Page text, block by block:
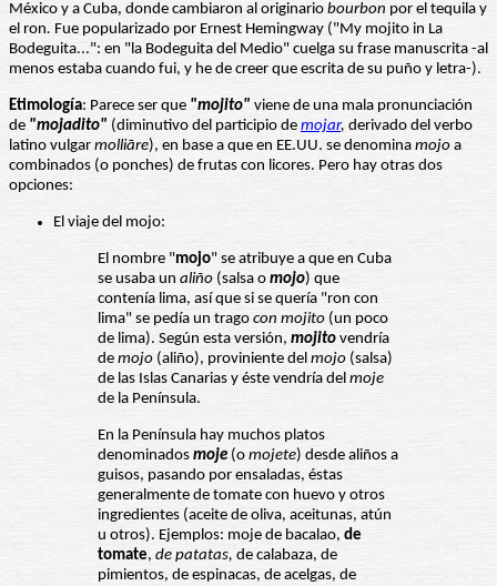
México y a Cuba, donde cambiaron al originario bourbon por el tequila y
el ron. Fue popularizado por Ernest Hemingway ("My mojito in La
Bodeguita...": en "la Bodeguita del Medio" cuelga su frase manuscrita -al
menos estaba cuando fui, y he de creer que escrita de su puño y letra-).
Etimología: Parece ser que "mojito" viene de una mala pronunciación
de "mojadito" (diminutivo del participio de mojar, derivado del verbo
latino vulgar molliāre), en base a que en EE.UU. se denomina mojo a
combinados (o ponches) de frutas con licores. Pero hay otras dos
opciones:
El viaje del mojo:
El nombre "mojo" se atribuye a que en Cuba
se usaba un aliño (salsa o mojo) que
contenía lima, así que si se quería "ron con
lima" se pedía un trago con mojito (un poco
de lima). Según esta versión, mojito vendría
de mojo (aliño), proviniente del mojo (salsa)
de las Islas Canarias y éste vendría del moje
de la Península.
En la Península hay muchos platos
denominados moje (o mojete) desde aliños a
guisos, pasando por ensaladas, éstas
generalmente de tomate con huevo y otros
ingredientes (aceite de oliva, aceitunas, atún
u otros). Ejemplos: moje de bacalao, de
tomate, de patatas, de calabaza, de
pimientos, de espinacas, de acelgas, de